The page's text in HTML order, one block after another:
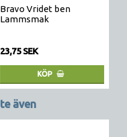
Bravo Vridet ben
Lammsmak
23,75 SEK
KÖP
även